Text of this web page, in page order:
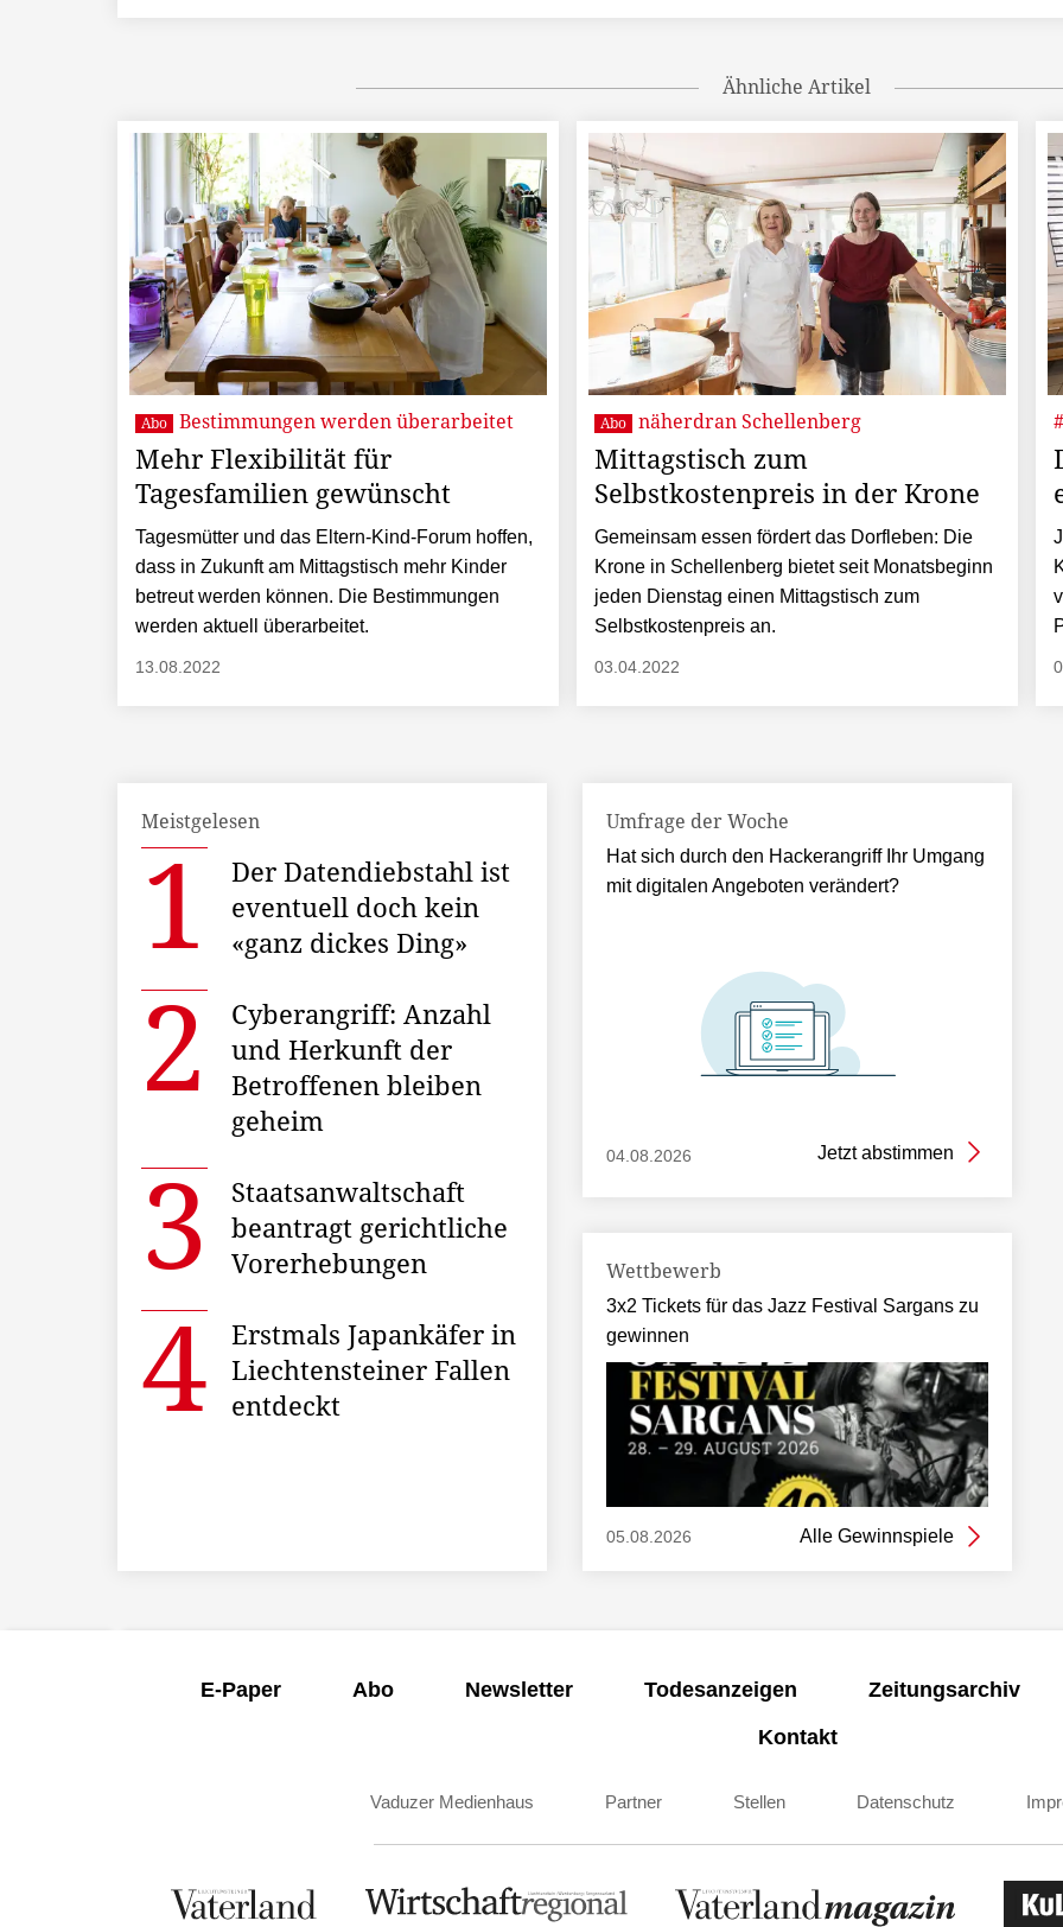
Ähnliche Artikel
Abo Bestimmungen werden überarbeitet
Mehr Flexibilität für
Tagesfamilien gewünscht
Tagesmütter und das Eltern-Kind-Forum hoffen,
dass in Zukunft am Mittagstisch mehr Kinder
betreut werden können. Die Bestimmungen
werden aktuell überarbeitet.
13.08.2022
Abo näherdran Schellenberg
Mittagstisch zum
Selbstkostenpreis in der Krone
Gemeinsam essen fördert das Dorfleben: Die
Krone in Schellenberg bietet seit Monatsbeginn
jeden Dienstag einen Mittagstisch zum
Selbstkostenpreis an.
03.04.2022
Meistgelesen
Der Datendiebstahl ist
eventuell doch kein
«ganz dickes Ding»
Cyberangriff: Anzahl
und Herkunft der
Betroffenen bleiben
geheim
Staatsanwaltschaft
beantragt gerichtliche
Vorerhebungen
Erstmals Japankäfer in
Liechtensteiner Fallen
entdeckt
Wettbewerb
3x2 Tickets für das Jazz Festival Sargans zu
gewinnen
05.08.2026 Alle Gewinnspiele
Umfrage der Woche
Hat sich durch den Hackerangriff Ihr Umgang
mit digitalen Angeboten verändert?
04.08.2026 Jetzt abstimmen
E-Paper Abo Newsletter Todesanzeigen
Zeitungsarchiv
Kontakt
Vaduzer Medienhaus Partner Stellen Datenschutz